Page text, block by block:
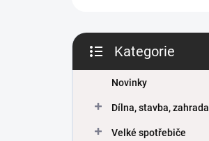
kategorie
Kategorie
Novinky
Dílna, stavba, zahrada
Velké spotřebiče